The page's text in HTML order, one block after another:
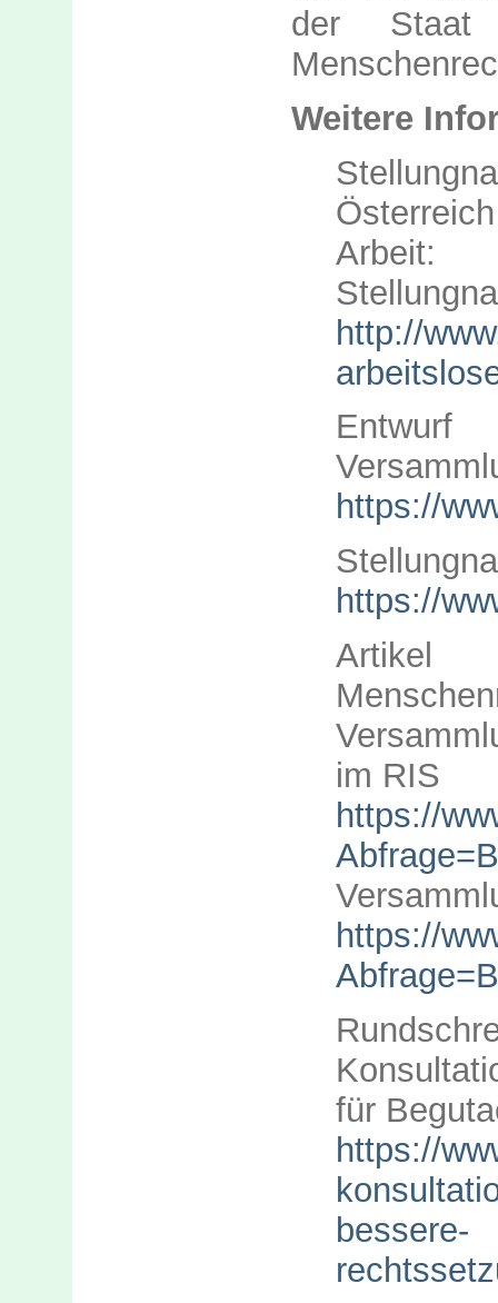
der
Men
Weitere
Arbeit:
http://
https://
https://
im RIS
https://
https://
für
https://
bessere-